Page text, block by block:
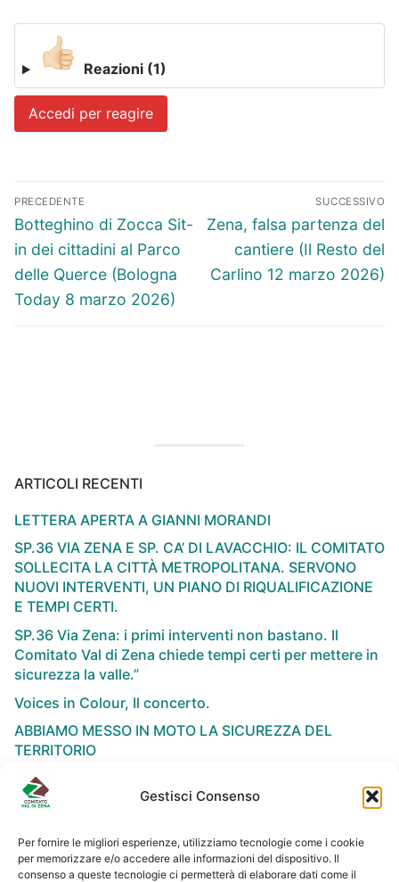
Gestisci Consenso
Per fornire le migliori esperienze, utilizziamo tecnologie come i cookie
per memorizzare e/o accedere alle informazioni del dispositivo. Il
consenso a queste tecnologie ci permetterà di elaborare dati come il
Reazioni (1)
Accedi per reagire
Navigazione
articoli
PRECEDENTE
Articolo
precedente:
Botteghino di Zocca Sit-
in dei cittadini al Parco
delle Querce (Bologna
Today 8 marzo 2026)
SUCCESSIVO
Articolo
successivo:
Zena, falsa partenza del
cantiere (Il Resto del
Carlino 12 marzo 2026)
ARTICOLI RECENTI
LETTERA APERTA A GIANNI MORANDI
SP.36 VIA ZENA E SP. CA’ DI LAVACCHIO: IL COMITATO
SOLLECITA LA CITTÀ METROPOLITANA. SERVONO
NUOVI INTERVENTI, UN PIANO DI RIQUALIFICAZIONE
E TEMPI CERTI.
SP.36 Via Zena: i primi interventi non bastano. Il
Comitato Val di Zena chiede tempi certi per mettere in
sicurezza la valle.”
Voices in Colour, Il concerto.
ABBIAMO MESSO IN MOTO LA SICUREZZA DEL
TERRITORIO
NEWSLETTER